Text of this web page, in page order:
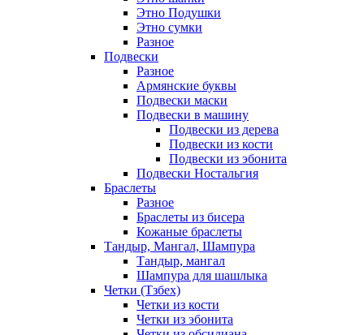
Этно Подушки
Этно сумки
Разное
Подвески
Разное
Армянские буквы
Подвески маски
Подвески в машину
Подвески из дерева
Подвески из кости
Подвески из эбонита
Подвески Ностальгия
Браслеты
Разное
Браслеты из бисера
Кожаные браслеты
Тандыр, Мангал, Шампура
Тандыр, мангал
Шампура для шашлыка
Четки (Тзбех)
Четки из кости
Четки из эбонита